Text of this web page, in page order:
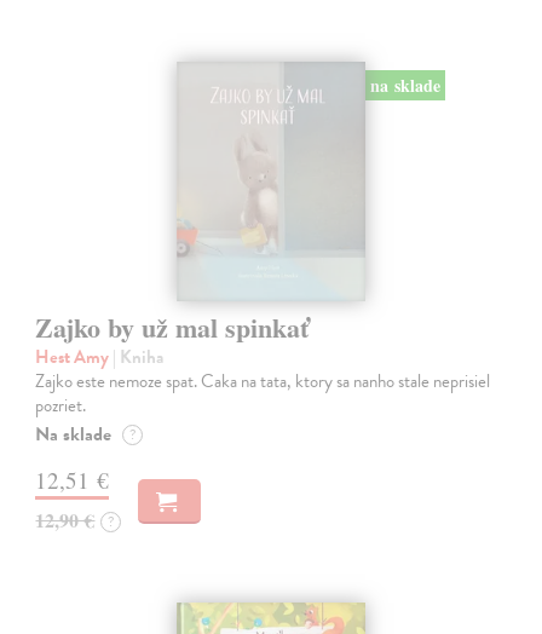
na sklade
Zajko by už mal spinkať
Hest Amy| Kniha
Zajko este nemoze spat. Caka na tata, ktory sa nanho stale neprisiel
pozriet.
Na sklade ?
12,51 €
12,90 € ?